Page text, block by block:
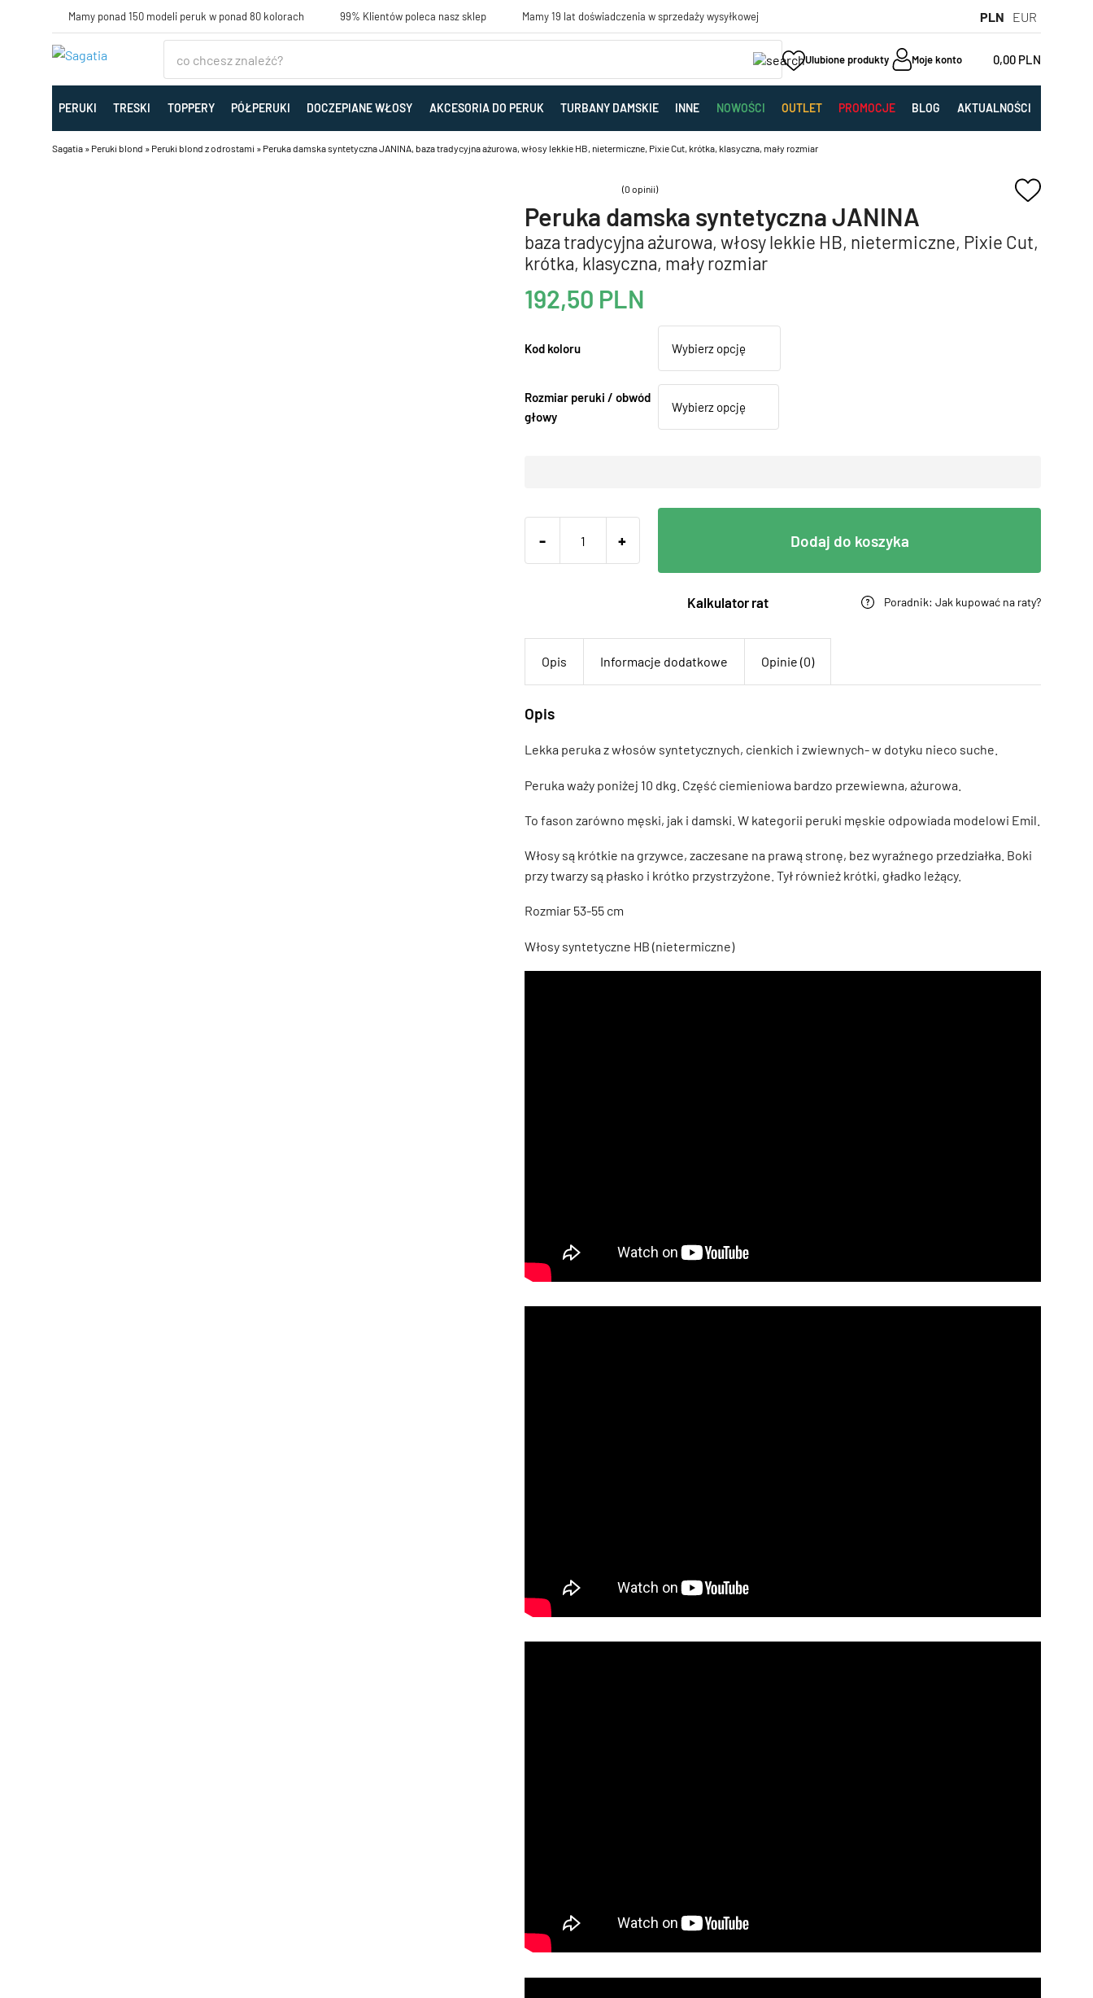
Mamy ponad 150 modeli peruk w ponad 80 kolorach 99% Klientów poleca nasz sklep Mamy 19 lat doświadczenia w sprzedaży wysyłkowej PLN EUR
Ulubione produkty Moje konto 0,00 PLN
PERUKI TRESKI TOPPERY PÓŁPERUKI DOCZEPIANE WŁOSY AKCESORIA DO PERUK TURBANY DAMSKIE INNE NOWOŚCI OUTLET PROMOCJE BLOG AKTUALNOŚCI
Sagatia » Peruki blond » Peruki blond z odrostami » Peruka damska syntetyczna JANINA, baza tradycyjna ażurowa, włosy lekkie HB, nietermiczne, Pixie Cut, krótka, klasyczna, mały rozmiar
(0 opinii)
Peruka damska syntetyczna JANINA
baza tradycyjna ażurowa, włosy lekkie HB, nietermiczne, Pixie Cut,
krótka, klasyczna, mały rozmiar
192,50 PLN
Kod koloru
Rozmiar peruki / obwód
głowy
- + Dodaj do koszyka
Kalkulator rat Poradnik: Jak kupować na raty?
Opis Informacje dodatkowe Opinie (0)
Opis
Lekka peruka z włosów syntetycznych, cienkich i zwiewnych- w dotyku nieco suche.
Peruka waży poniżej 10 dkg. Część ciemieniowa bardzo przewiewna, ażurowa.
To fason zarówno męski, jak i damski. W kategorii peruki męskie odpowiada modelowi Emil.
Włosy są krótkie na grzywce, zaczesane na prawą stronę, bez wyraźnego przedziałka. Boki
przy twarzy są płasko i krótko przystrzyżone. Tył również krótki, gładko leżący.
Rozmiar 53-55 cm
Włosy syntetyczne HB (nietermiczne)